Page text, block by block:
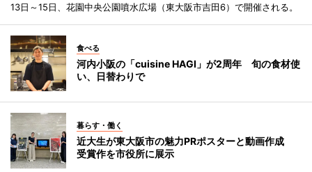
13日～15日、花園中央公園噴水広場（東大阪市吉田6）で開催される。
食べる
河内小阪の「cuisine HAGI」が2周年 旬の食材使
い、日替わりで
暮らす・働く
近大生が東大阪市の魅力PRポスターと動画作成
受賞作を市役所に展示